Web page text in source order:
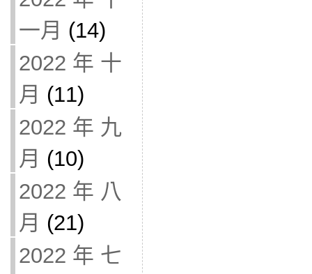
一月 (14)
2022 年 十
月 (11)
2022 年 九
月 (10)
2022 年 八
月 (21)
2022 年 七